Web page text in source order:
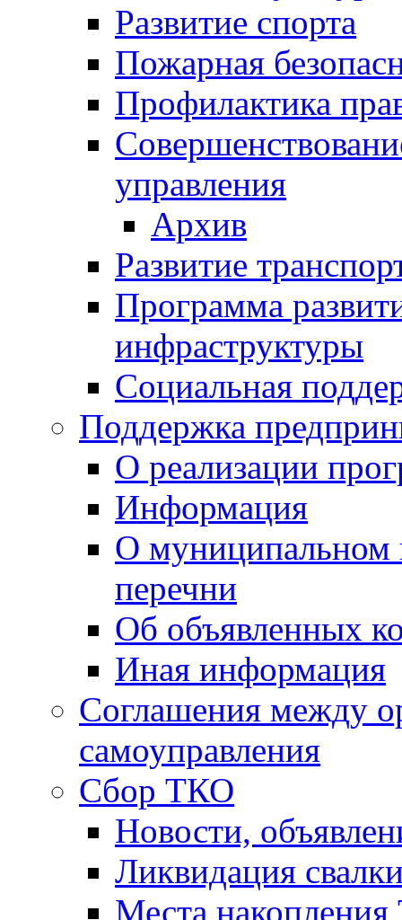
Развитие спорта
Пожарная
Профилактика
управления
Архив
Развитие
Программа
инфраструктуры
Социальная
Поддержка
О реализации
Информация
О муниципальном
перечни
Об объявленных
Иная информация
Соглашения между
самоуправления
Сбор ТКО
Новости,
Ликвидация
Места